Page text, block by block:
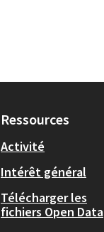
Ressources
Activité
Intérêt général
Télécharger les
fichiers Open Data